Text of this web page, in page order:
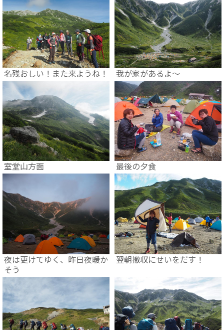
名残おしい！また来ようね！ 我が家があるよ～
室堂山方面 最後の夕食
夜は更けてゆく、昨日夜暖か
そう
翌朝撤収にせいをだす！